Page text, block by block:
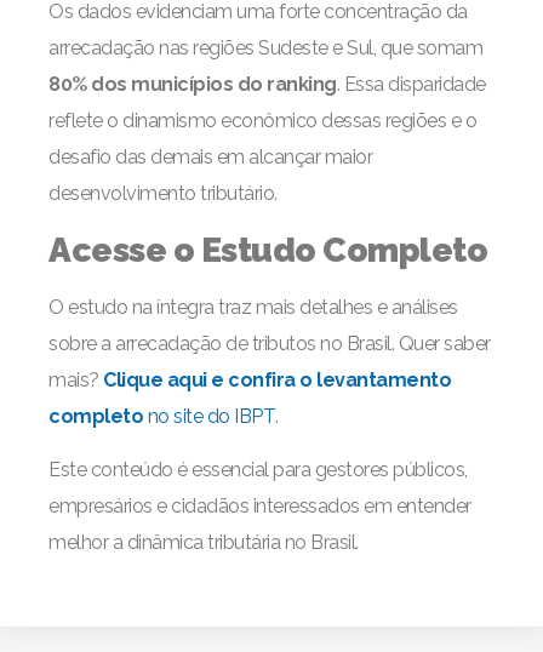
Os dados evidenciam uma forte concentração da
arrecadação nas regiões Sudeste e Sul, que somam
80% dos municípios do ranking. Essa disparidade
reflete o dinamismo econômico dessas regiões e o
desafio das demais em alcançar maior
desenvolvimento tributário.
Acesse o Estudo Completo
O estudo na íntegra traz mais detalhes e análises
sobre a arrecadação de tributos no Brasil. Quer saber
mais? Clique aqui e confira o levantamento
completo no site do IBPT.
Este conteúdo é essencial para gestores públicos,
empresários e cidadãos interessados em entender
melhor a dinâmica tributária no Brasil.